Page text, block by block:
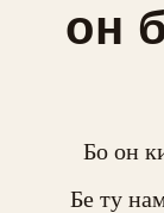
он
Бо он
Бе ту